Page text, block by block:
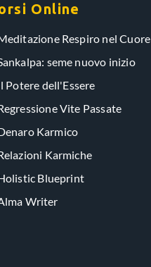
Online
Respiro nel Cuore
seme nuovo inizio
Potere dell'Essere
Vite Passate
Karmico
Karmiche
Blueprint
Writer